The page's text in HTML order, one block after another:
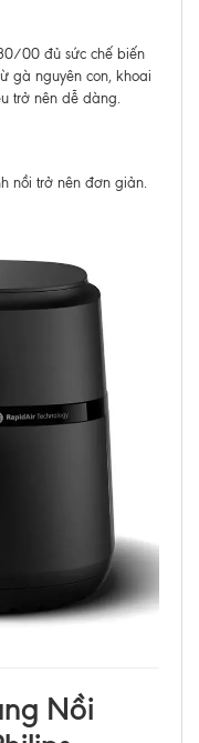
00 đủ sức chế biến
gà nguyên con, khoai
trở nên dễ dàng.
nồi trở nên đơn giản.
Nồi